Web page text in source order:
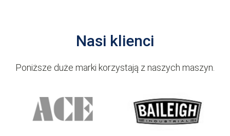
Nasi klienci
Poniższe duże marki korzystają z naszych maszyn.